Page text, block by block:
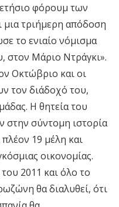
φόρουμ των
μια τριήμερη απόδοση
το ενιαίο νόμισμα
στον Μάριο Ντράγκι».
Οκτώβριο και οι
τον διάδοχό του,
Η θητεία του
στην σύντομη ιστορία
19 μέλη και
οικονομίας.
2011 και όλο το
θα διαλυθεί, ότι